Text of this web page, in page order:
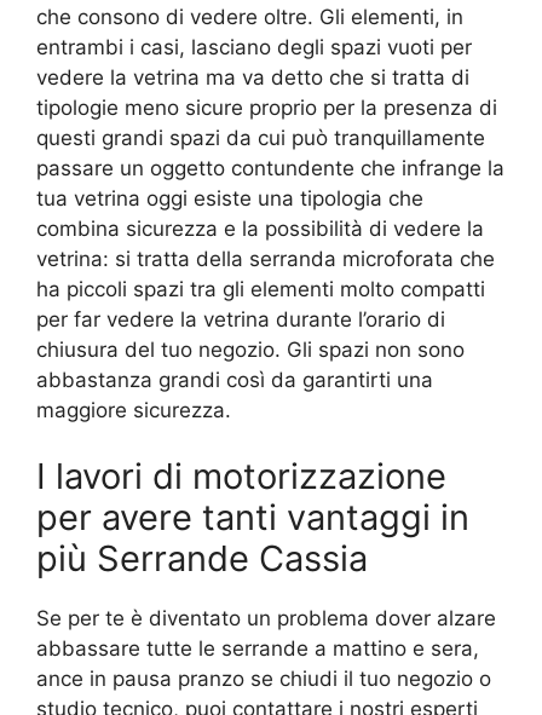
che consono di vedere oltre. Gli elementi, in
entrambi i casi, lasciano degli spazi vuoti per
vedere la vetrina ma va detto che si tratta di
tipologie meno sicure proprio per la presenza di
questi grandi spazi da cui può tranquillamente
passare un oggetto contundente che infrange la
tua vetrina oggi esiste una tipologia che
combina sicurezza e la possibilità di vedere la
vetrina: si tratta della serranda microforata che
ha piccoli spazi tra gli elementi molto compatti
per far vedere la vetrina durante l’orario di
chiusura del tuo negozio. Gli spazi non sono
abbastanza grandi così da garantirti una
maggiore sicurezza.
I lavori di motorizzazione
per avere tanti vantaggi in
più Serrande Cassia
Se per te è diventato un problema dover alzare
abbassare tutte le serrande a mattino e sera,
ance in pausa pranzo se chiudi il tuo negozio o
studio tecnico, puoi contattare i nostri esperti